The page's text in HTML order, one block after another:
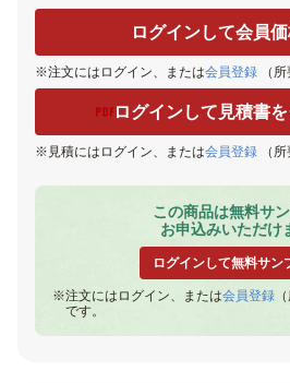
ログインして会員
注文にはログイン、または会員登録 （
ログインして見積書
見積にはログイン、または会員登録 （
この商品は無料サ
お申込みいただけ
ログインして無料サン
注文にはログイン、または会員登録
です。